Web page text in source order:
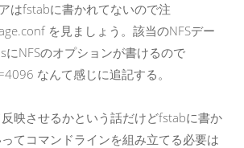
はfstabに書かれてないので注
を見ましょう。該当のNFSデー
にNFSのオプションが書けるので
なんて感じに追記する。
映させるかという話だけどfstabに書か
てコマンドラインを組み立てる必要は